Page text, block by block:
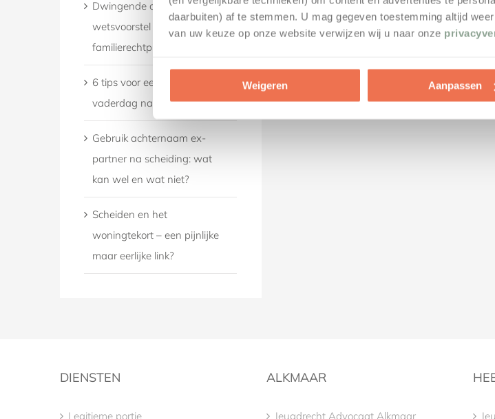
daarbuiten) af te stemmen. U mag gegeven toestemming altijd
van uw keuze op onze website verwijzen wij u naar onze
Weigeren Aanpassen
februari 18th, 2021 | 0 Reacties
de biologische ouders?
juli 28th, 2026
Dwingende controle: van
wetsvoorstel naar
familierechtpraktijk
6 tips voor een fijne
vaderdag na je scheiding
Gebruik achternaam ex-
partner na scheiding: wat
kan wel en wat niet?
Scheiden en het
woningtekort – een pijnlijke
maar eerlijke link?
DIENSTEN
Legitieme portie
ALKMAAR
Jeugdrecht Advocaat Alkmaar